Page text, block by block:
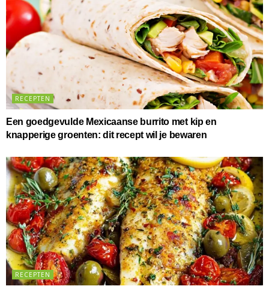
RECEPTEN
Een goedgevulde Mexicaanse burrito met kip en
knapperige groenten: dit recept wil je bewaren
RECEPTEN